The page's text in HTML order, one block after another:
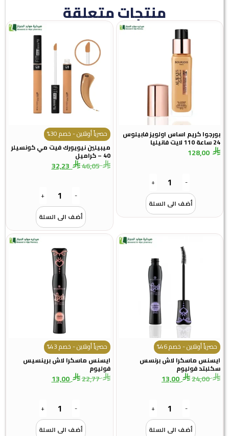
منتجات متعلقة
بورجوا كريم اساس اولويز فابيلوس
24 ساعة 110 لايت فانيليا
128,00
-
+
أضف الى السلة
حصرياً أونلاين - خصم 30%
ميبيلين نيويورك فيت مي كونسيلر
40 – كراميل
46,05
32,23
-
+
أضف الى السلة
حصرياً أونلاين - خصم 46%
ايسنس ماسكرا لاش برنسس
سكلبتد فوليوم
24,00
13,00
-
+
أضف الى السلة
حصرياً أونلاين - خصم 43%
ايسنس ماسكرا لاش برينسيس
فوليوم
22,77
13,00
-
+
أضف الى السلة